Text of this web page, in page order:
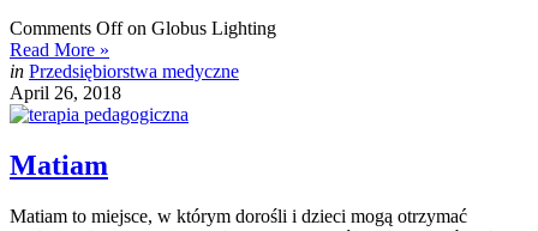
Comments Offon Globus Lighting
Read More »
in Przedsiębiorstwa medyczne
April 26, 2018
Matiam
Matiam to miejsce, w którym dorośli i dzieci mogą otrzymać